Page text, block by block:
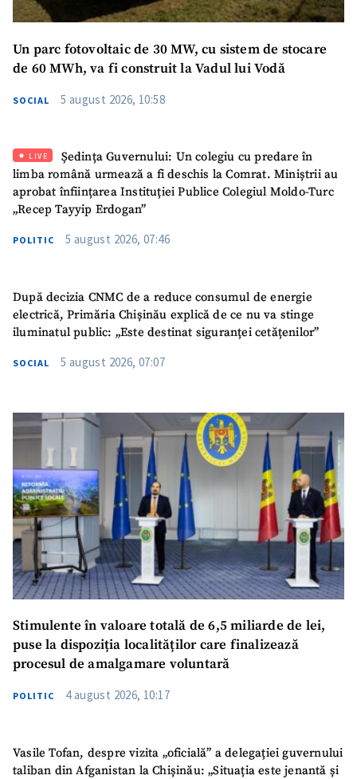
SUSȚINE
Un parc fotovoltaic de 30 MW, cu sistem de stocare
de 60 MWh, va fi construit la Vadul lui Vodă
SOCIAL 5 august 2026, 10:58
LIVE
Ședința Guvernului: Un colegiu cu predare în
limba română urmează a fi deschis la Comrat. Miniștrii au
aprobat înființarea Instituției Publice Colegiul Moldo-Turc
„Recep Tayyip Erdogan”
POLITIC 5 august 2026, 07:46
După decizia CNMC de a reduce consumul de energie
electrică, Primăria Chișinău explică de ce nu va stinge
iluminatul public: „Este destinat siguranței cetățenilor”
SOCIAL 5 august 2026, 07:07
Stimulente în valoare totală de 6,5 miliarde de lei,
puse la dispoziția localităților care finalizează
procesul de amalgamare voluntară
POLITIC 4 august 2026, 10:17
Vasile Tofan, despre vizita „oficială” a delegației guvernului
taliban din Afganistan la Chișinău: „Situația este jenantă și
Mesajul știrei
+ Mesajul știrei
CONTACT SURSĂ
Sursă anonimă
Email+ Emailul meu
Telefon
+ Telefon personal
confidențialitate.
TRIMITE ȘTIREA